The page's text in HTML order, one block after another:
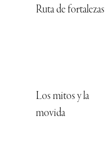
Ruta de fortalezas
Los mitos y la
movida